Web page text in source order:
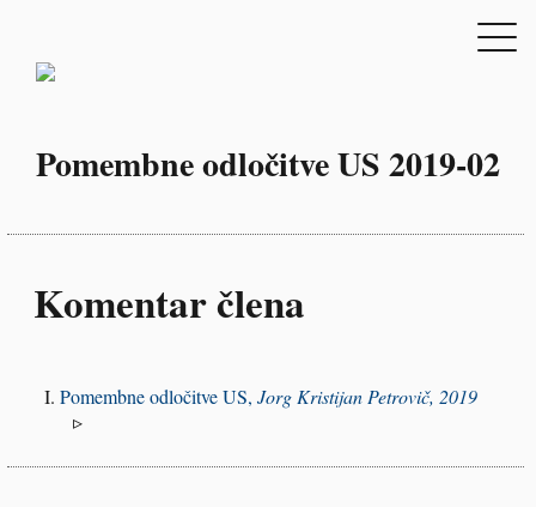
Pomembne odločitve US 2019-02
Komentar člena
Pomembne odločitve US, Jorg Kristijan Petrovič, 2019